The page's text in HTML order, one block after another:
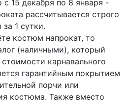
с 15 декабря по 8 января -
рассчитывается строго
1 сутки.
костюм напрокат, то
(наличными), который
карнавального
гарантийным покрытием
порчи или
костюма. Также вместо